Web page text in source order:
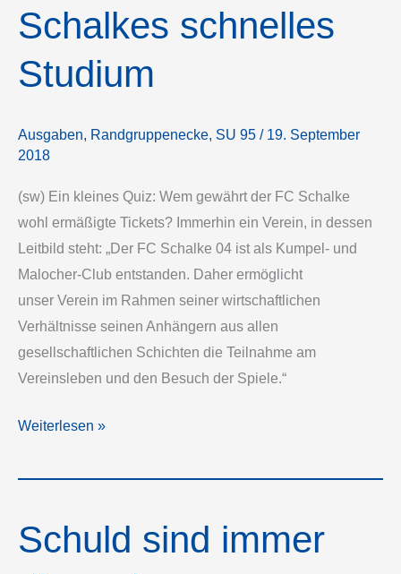
Schalkes schnelles
Studium
Ausgaben, Randgruppenecke, SU 95 / 19. September
2018
(sw) Ein kleines Quiz: Wem gewährt der FC Schalke
wohl ermäßigte Tickets? Immerhin ein Verein, in dessen
Leitbild steht: „Der FC Schalke 04 ist als Kumpel- und
Malocher-Club entstanden. Daher ermöglicht
unser Verein im Rahmen seiner wirtschaftlichen
Verhältnisse seinen Anhängern aus allen
gesellschaftlichen Schichten die Teilnahme am
Vereinsleben und den Besuch der Spiele.“
Schalkes
Studium
Weiterlesen »
Schuld sind immer